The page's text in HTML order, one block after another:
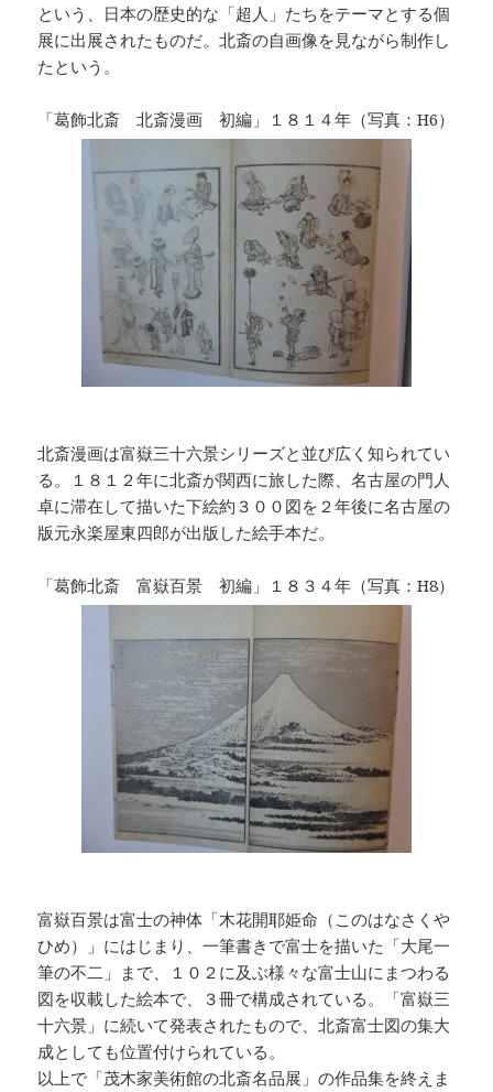
という、日本の歴史的な「超人」たちをテーマとする個
展に出展されたものだ。北斎の自画像を見ながら制作し
たという。
「葛飾北斎 北斎漫画 初編」１８１４年（写真：H6）
北斎漫画は富嶽三十六景シリーズと並び広く知られてい
る。１８１２年に北斎が関西に旅した際、名古屋の門人
卓に滞在して描いた下絵約３００図を２年後に名古屋の
版元永楽屋東四郎が出版した絵手本だ。
「葛飾北斎 富嶽百景 初編」１８３４年（写真：H8）
富嶽百景は富士の神体「木花開耶姫命（このはなさくや
ひめ）」にはじまり、一筆書きで富士を描いた「大尾一
筆の不二」まで、１０２に及ぶ様々な富士山にまつわる
図を収載した絵本で、３冊で構成されている。「富嶽三
十六景」に続いて発表されたもので、北斎富士図の集大
成としても位置付けられている。
以上で「茂木家美術館の北斎名品展」の作品集を終えま